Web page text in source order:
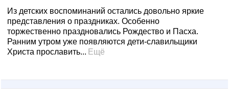
Из детских воспоминаний остались довольно яркие
представления о праздниках. Особенно
торжественно праздновались Рождество и Пасха.
Ранним утром уже появляются дети-славильщики
Христа прославить... Ещё